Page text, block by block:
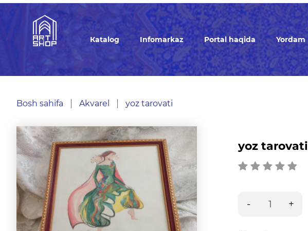
Кatalog Infomarkaz Portal haqida Yordam
Bosh sahifa Akvarel yoz tarovati
yoz tarovati